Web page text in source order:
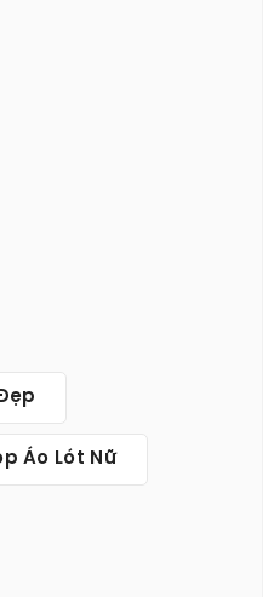
Áo Lót Nữ